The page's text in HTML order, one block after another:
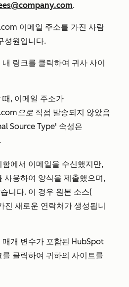
.
이메일 주소를 가진 사람
성원입니다.
링크를 클릭하여 귀사 사이
, 이메일 주소가
으로 직접 발송되지 않았음
Source Type' 속성은
에서 이메일을 수신했지만,
사용하여 양식을 제출했으며,
니다. 이 경우 원본 소스(
진 새로운 연락처가 생성됩니
매개 변수가 포함된 HubSpot
클릭하여 귀하의 사이트를